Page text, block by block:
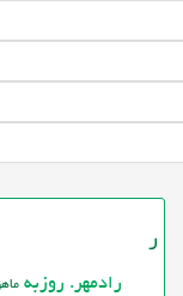
ر
رادمهر. روزبه